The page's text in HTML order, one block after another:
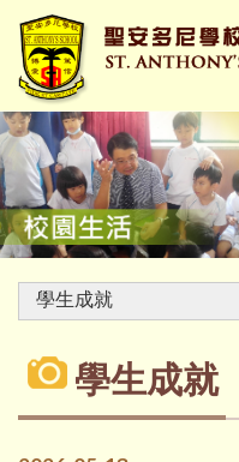
學生成就